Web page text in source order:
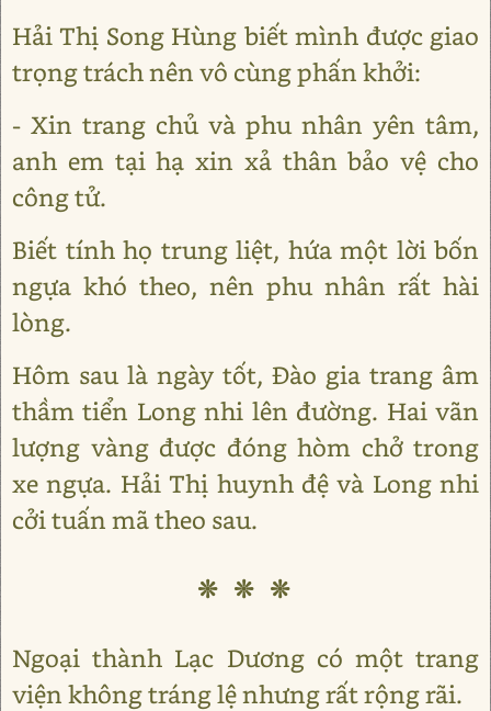
Hải Thị Song Hùng biết mình được giao
trọng trách nên vô cùng phấn khởi:
- Xin trang chủ và phu nhân yên tâm,
anh em tại hạ xin xả thân bảo vệ cho
công tử.
Biết tính họ trung liệt, hứa một lời bốn
ngựa khó theo, nên phu nhân rất hài
lòng.
Hôm sau là ngày tốt, Đào gia trang âm
thầm tiển Long nhi lên đường. Hai vãn
lượng vàng được đóng hòm chở trong
xe ngựa. Hải Thị huynh đệ và Long nhi
cởi tuấn mã theo sau.
❊ ❊ ❊
Ngoại thành Lạc Dương có một trang
viện không tráng lệ nhưng rất rộng rãi.